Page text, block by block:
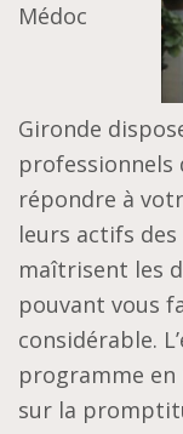
Médoc
Gironde
répondre à
leurs actifs des
maîtrisent les
pouvant vous
considérable.
programme
sur la